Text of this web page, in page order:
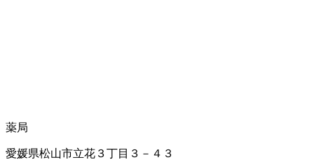
薬局
愛媛県松山市立花３丁目３－４３